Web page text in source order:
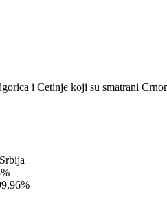
i Cetinje koji su smatrani